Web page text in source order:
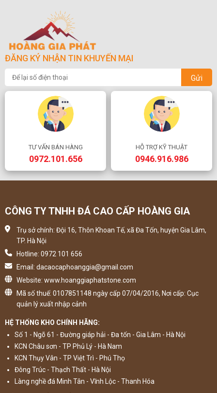
ĐĂNG KÝ NHẬN TIN KHUYẾN MẠI
Gửi
TƯ VẤN BÁN HÀNG
0972.101.656
HỖ TRỢ KỸ THUẬT
0946.916.986
CÔNG TY TNHH ĐÁ CAO CẤP HOÀNG GIA
Trụ sở chính: Đội 16, Thôn Khoan Tế, xã Đa Tốn, huyện Gia Lâm,
TP. Hà Nội
Hotline: 0972 101 656
Email: dacaocaphoanggia@gmail.com
Website: www.hoanggiaphatstone.com
Mã số thuế: 0107851148 ngày cấp 07/04/2016, Nơi cấp: Cục
quản lý xuất nhập cảnh
HỆ THỐNG KHO CHÍNH HÃNG:
Số 1 - Ngõ 61 - Đường giáp hải - Đa tốn - Gia Lâm - Hà Nội
KCN Châu sơn - TP Phủ Lý - Hà Nam
KCN Thụy Vân - TP Việt Trì - Phú Thọ
Đông Trúc - Thạch Thất - Hà Nội
Làng nghề đá Minh Tân - Vĩnh Lộc - Thanh Hóa